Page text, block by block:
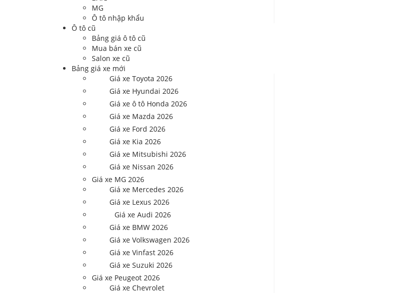
MG
Ô tô nhập khẩu
Ô tô cũ
Bảng giá ô tô cũ
Mua bán xe cũ
Salon xe cũ
Bảng giá xe mới
Giá xe Toyota 2026
Giá xe Hyundai 2026
Giá xe ô tô Honda 2026
Giá xe Mazda 2026
Giá xe Ford 2026
Giá xe Kia 2026
Giá xe Mitsubishi 2026
Giá xe Nissan 2026
Giá xe MG 2026
Giá xe Mercedes 2026
Giá xe Lexus 2026
Giá xe Audi 2026
Giá xe BMW 2026
Giá xe Volkswagen 2026
Giá xe Vinfast 2026
Giá xe Suzuki 2026
Giá xe Peugeot 2026
Giá xe Chevrolet